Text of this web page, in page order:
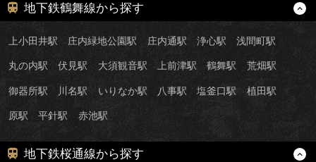
地下鉄鶴舞線から探す
上小田井駅 庄内緑地公園駅 庄内通駅 浄心駅 浅間町駅
丸の内駅 伏見駅 大須観音駅 上前津駅 鶴舞駅 荒畑駅
御器所駅 川名駅 いりなか駅 八事駅 塩釜口駅 植田駅
原駅 平針駅 赤池駅
地下鉄桜通線から探す